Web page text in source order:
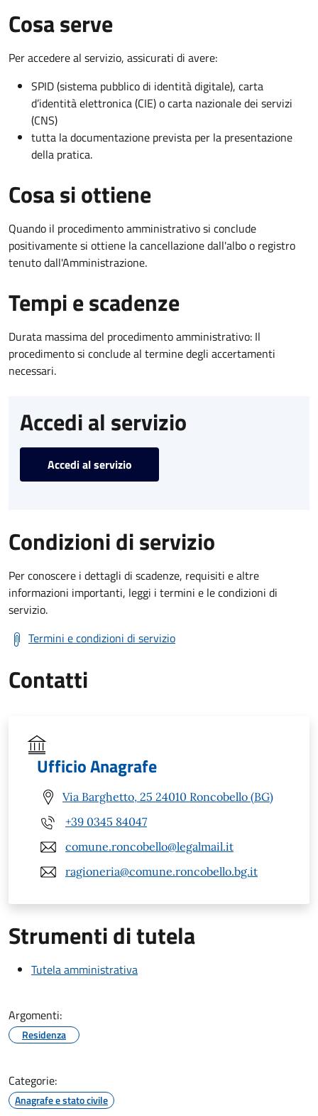
Cosa serve
Per accedere al servizio, assicurati di avere:
SPID (sistema pubblico di identità digitale), carta
d’identità elettronica (CIE) o carta nazionale dei servizi
(CNS)
tutta la documentazione prevista per la presentazione
della pratica.
Cosa si ottiene
Quando il procedimento amministrativo si conclude
positivamente si ottiene la cancellazione dall'albo o registro
tenuto dall'Amministrazione.
Tempi e scadenze
Durata massima del procedimento amministrativo: Il
procedimento si conclude al termine degli accertamenti
necessari.
Accedi al servizio
Accedi al servizio
Condizioni di servizio
Per conoscere i dettagli di scadenze, requisiti e altre
informazioni importanti, leggi i termini e le condizioni di
servizio.
Termini e condizioni di servizio
Contatti
Ufficio Anagrafe
Via Barghetto, 25 24010 Roncobello (BG)
+39 0345 84047
comune.roncobello@legalmail.it
ragioneria@comune.roncobello.bg.it
Strumenti di tutela
Tutela amministrativa
Argomenti:
Residenza
Categorie:
Anagrafe e stato civile